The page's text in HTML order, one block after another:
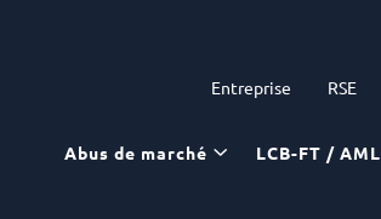
Entreprise RSE
Abus de marché LCB-FT / AML